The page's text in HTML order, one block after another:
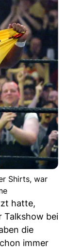
Shirts, war
hatte,
Talkshow bei
die
immer